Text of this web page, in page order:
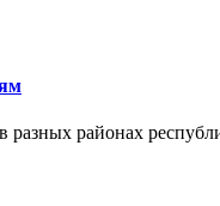
районах